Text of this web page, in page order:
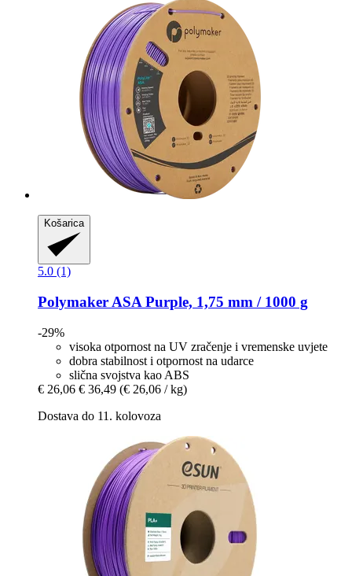
Košarica
5.0 (1)
Polymaker ASA Purple, 1,75 mm / 1000 g
-29%
visoka otpornost na UV zračenje i vremenske uvjete
dobra stabilnost i otpornost na udarce
slična svojstva kao ABS
€ 26,06 € 36,49 (€ 26,06 / kg)
Dostava do 11. kolovoza